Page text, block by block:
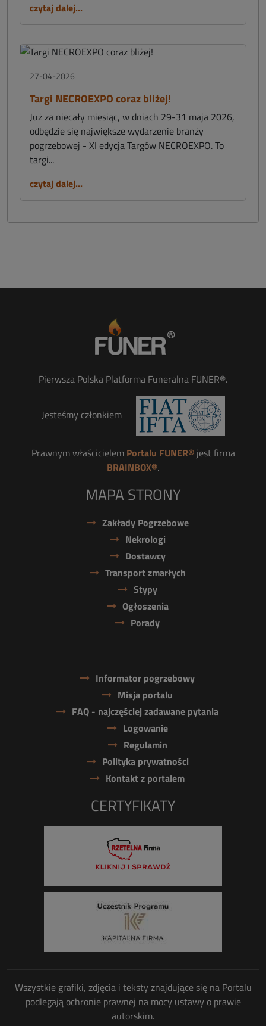
czytaj dalej...
27-04-2026
Targi NECROEXPO coraz bliżej!
Już za niecały miesiąc, w dniach 29-31 maja 2026,
odbędzie się największe wydarzenie branży
pogrzebowej - XI edycja Targów NECROEXPO. To
targi...
czytaj dalej...
Pierwsza Polska Platforma Funeralna FUNER®.
Jesteśmy członkiem
Prawnym właścicielem Portalu FUNER®jest firma
BRAINBOX®.
MAPA STRONY
Zakłady Pogrzebowe
Nekrologi
Dostawcy
Transport zmarłych
Stypy
Ogłoszenia
Porady
Informator pogrzebowy
Misja portalu
FAQ - najczęściej zadawane pytania
Logowanie
Regulamin
Polityka prywatności
Kontakt z portalem
CERTYFIKATY
Wszystkie grafiki, zdjęcia i teksty znajdujące się na Portalu
podlegają ochronie prawnej na mocy ustawy o prawie
autorskim.